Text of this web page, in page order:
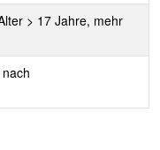
> 17 Jahre, mehr